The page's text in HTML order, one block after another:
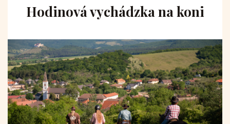
Hodinová vychádzka na koni